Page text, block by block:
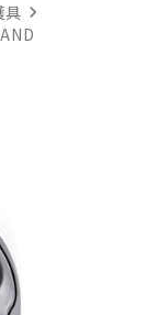
具 navigate_next